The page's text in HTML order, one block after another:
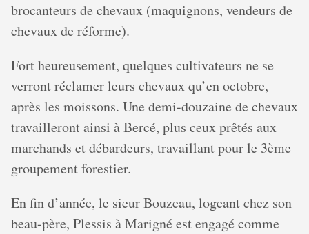
brocanteurs de chevaux (maquignons, vendeurs de
chevaux de réforme).
Fort heureusement, quelques cultivateurs ne se
verront réclamer leurs chevaux qu’en octobre,
après les moissons. Une demi-douzaine de chevaux
travailleront ainsi à Bercé, plus ceux prêtés aux
marchands et débardeurs, travaillant pour le 3ème
groupement forestier.
En fin d’année, le sieur Bouzeau, logeant chez son
beau-père, Plessis à Marigné est engagé comme